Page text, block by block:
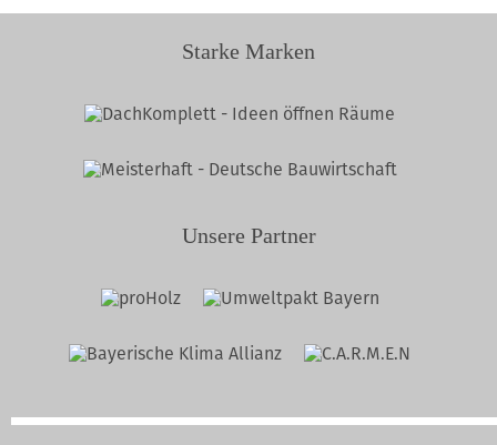
Starke Marken
Unsere Partner